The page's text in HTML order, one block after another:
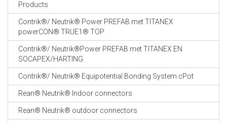
Products
Contrik®/ Neutrik® Power PREFAB met TITANEX
powerCON® TRUE1® TOP
Contrik®/ Neutrik®Power PREFAB met TITANEX EN
SOCAPEX/HARTING
Contrik®/ Neutrik® Equipotential Bonding System cPot
Rean® Neutrik® Indoor connectors
Rean® Neutrik® outdoor connectors